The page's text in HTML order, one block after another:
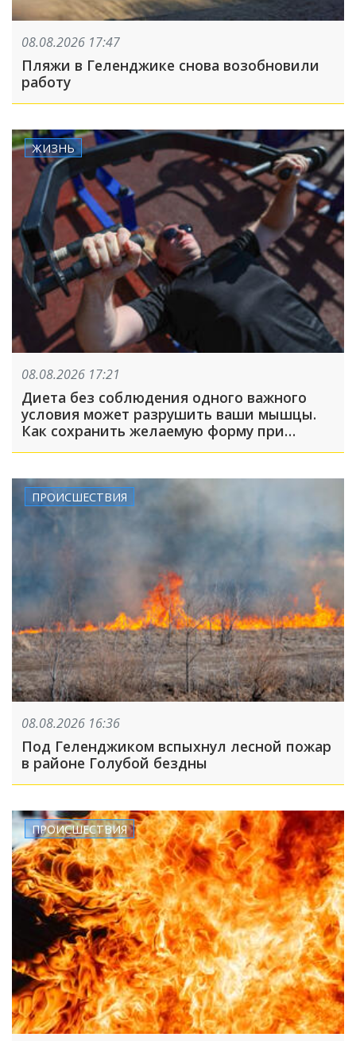
08.08.2026 17:47
Пляжи в Геленджике снова возобновили
работу
ЖИЗНЬ
08.08.2026 17:21
Диета без соблюдения одного важного
условия может разрушить ваши мышцы.
Как сохранить желаемую форму при
похудении?
ПРОИСШЕСТВИЯ
08.08.2026 16:36
Под Геленджиком вспыхнул лесной пожар
в районе Голубой бездны
ПРОИСШЕСТВИЯ